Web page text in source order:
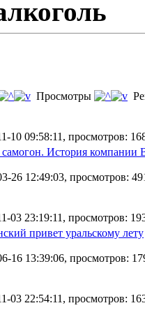
Просмотры
10 09:58:11, просмотров:
История компании
26 12:49:03, просмотров:
03 23:19:11, просмотров:
привет уральскому лету
16 13:39:06, просмотров:
03 22:54:11, просмотров: